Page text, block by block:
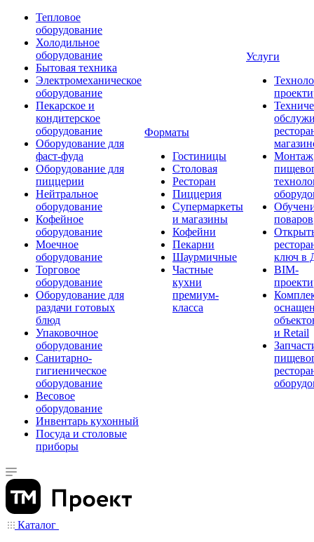
Тепловое
оборудование
Холодильное
оборудование
Бытовая техника
Электромеханическое
оборудование
Пекарское и
кондитерское
оборудование
Оборудование для
фаст-фуда
Оборудование для
пиццерии
Нейтральное
оборудование
Кофейное
оборудование
Моечное
оборудование
Торговое
оборудование
Оборудование для
раздачи готовых
блюд
Упаковочное
оборудование
Санитарно-
гигиеническое
оборудование
Весовое
оборудование
Инвентарь кухонный
Посуда и столовые
приборы
Форматы
Гостиницы
Столовая
Ресторан
Пиццерия
Супермаркеты
и магазины
Кофейни
Пекарни
Шаурмичные
Частные
кухни
премиум-
класса
Услуги
Монтаж
поваров
ключ в
BIM-
и Retail
Каталог